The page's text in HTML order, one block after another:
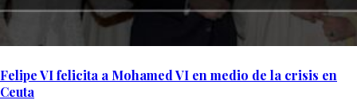
Felipe VI felicita a Mohamed VI en medio de la crisis en
Ceuta